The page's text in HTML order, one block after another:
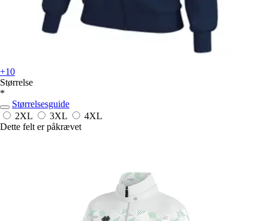
+10
Størrelse
*
Størrelsesguide
2XL
3XL
4XL
Dette felt er påkrævet